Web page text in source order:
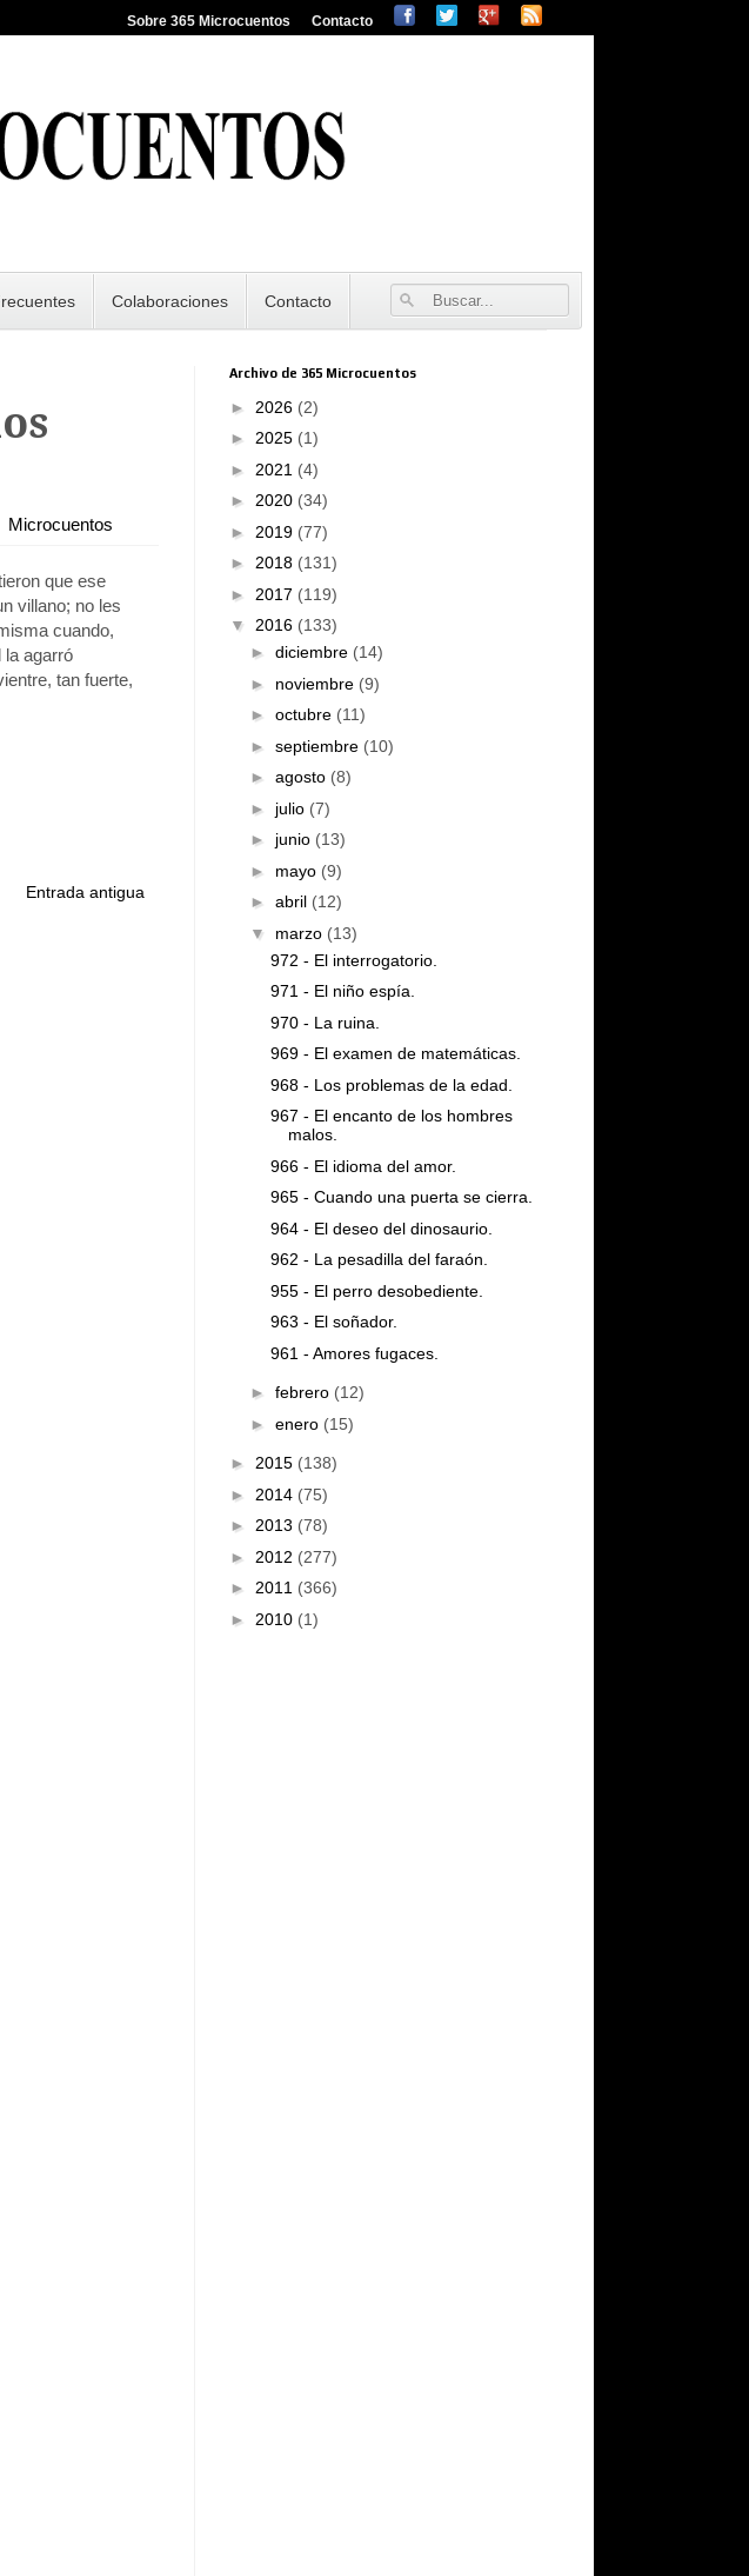
Sobre 365 Microcuentos Contacto
Colaboraciones Contacto
Microcuentos
que ese
villano; no les
cuando,
la agarró
tan fuerte,
Entrada antigua
Archivo de 365 Microcuentos
► 2026 (2)
► 2025 (1)
► 2021 (4)
► 2020 (34)
► 2019 (77)
► 2018 (131)
► 2017 (119)
▼ 2016 (133)
► diciembre (14)
► noviembre (9)
► octubre (11)
► septiembre (10)
► agosto (8)
► julio (7)
► junio (13)
► mayo (9)
► abril (12)
▼ marzo (13)
972 - El interrogatorio.
971 - El niño espía.
970 - La ruina.
969 - El examen de matemáticas.
968 - Los problemas de la edad.
967 - El encanto de los hombres
malos.
966 - El idioma del amor.
965 - Cuando una puerta se cierra.
964 - El deseo del dinosaurio.
962 - La pesadilla del faraón.
955 - El perro desobediente.
963 - El soñador.
961 - Amores fugaces.
► febrero (12)
► enero (15)
► 2015 (138)
► 2014 (75)
► 2013 (78)
► 2012 (277)
► 2011 (366)
► 2010 (1)